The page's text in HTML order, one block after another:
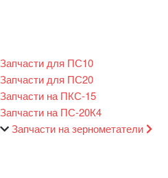
Запчасти для ПС10
Запчасти для ПС20
Запчасти на ПКС-15
Запчасти на ПС-20К4
Запчасти на зернометатели